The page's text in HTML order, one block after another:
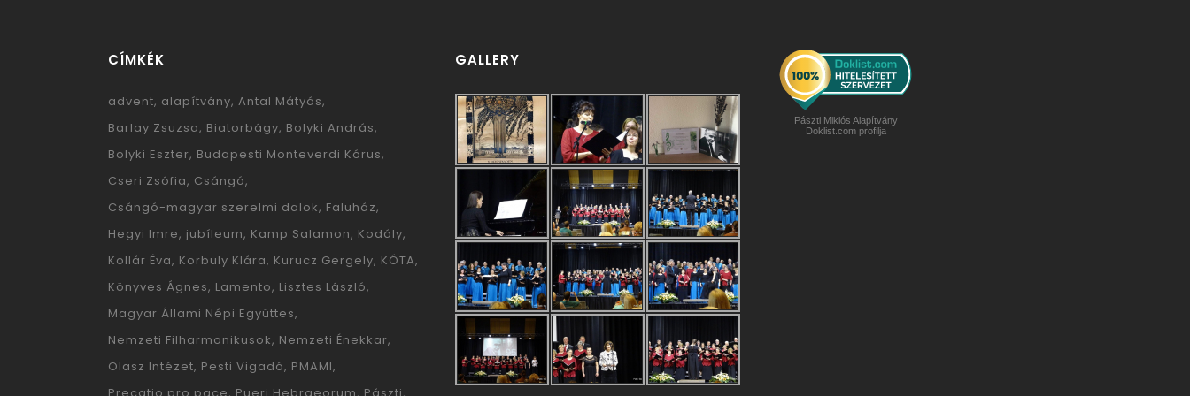
CÍMKÉK
advent alapítvány Antal Mátyás
Barlay Zsuzsa Biatorbágy Bolyki András
Bolyki Eszter Budapesti Monteverdi Kórus
Cseri Zsófia Csángó
Csángó-magyar szerelmi dalok Faluház
Hegyi Imre jubíleum Kamp Salamon Kodály
Kollár Éva Korbuly Klára Kurucz Gergely KÓTA
Könyves Ágnes Lamento Lisztes László
Magyar Állami Népi Együttes
Nemzeti Filharmonikusok Nemzeti Énekkar
Olasz Intézet Pesti Vigadó PMAMI
GALLERY
Pászti Miklós Alapítvány
Doklist.com profilja